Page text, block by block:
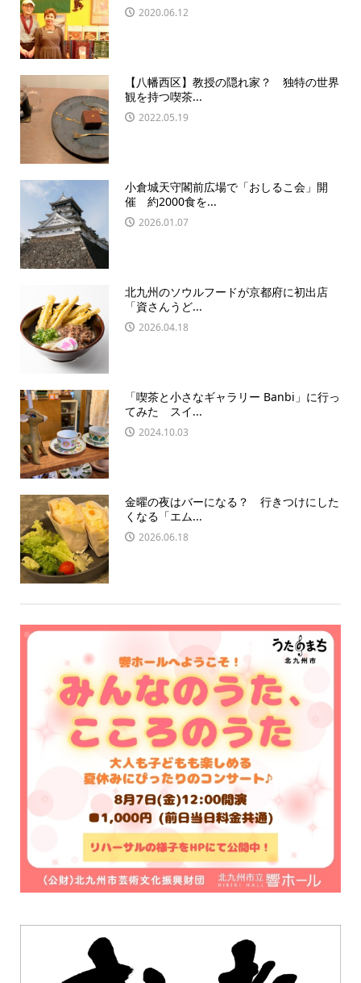
2020.06.12
【八幡西区】教授の隠れ家？ 独特の世界
観を持つ喫茶...
2022.05.19
小倉城天守閣前広場で「おしるこ会」開
催 約2000食を...
2026.01.07
北九州のソウルフードが京都府に初出店
「資さんうど...
2026.04.18
「喫茶と小さなギャラリー Banbi」に行っ
てみた スイ...
2024.10.03
金曜の夜はバーになる？ 行きつけにした
くなる「エム...
2026.06.18